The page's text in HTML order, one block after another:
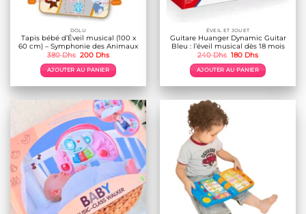
DOLU
Tapis bébé d’Éveil musical (100 x
60 cm) – Symphonie des Animaux
380Dhs Le
initial
était :
380 Dhs.
200 DhsLe
actuel
est :
200 Dhs.
AJOUTER AU PANIER
ÉVEIL ET JOUET
Guitare Huanger Dynamic Guitar
Bleu : l’éveil musical dès 18 mois
240Dhs Le
initial
était :
240 Dhs.
180 DhsLe
actuel
est :
180 Dhs.
AJOUTER AU PANIER